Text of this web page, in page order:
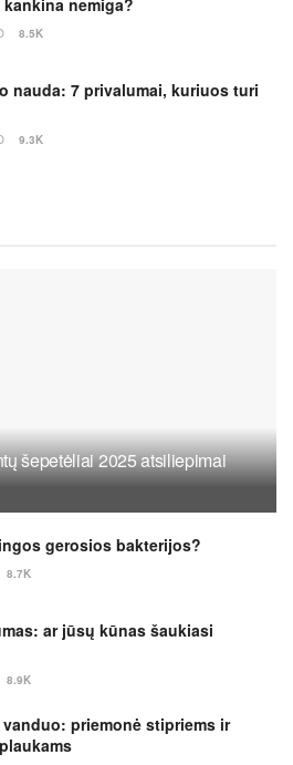
8.5K
nauda: 7 privalumai, kuriuos turi
9.3K
šepetėliai 2025 atsiliepimai
gerosios bakterijos?
8.7K
ar jūsų kūnas šaukiasi
8.9K
vanduo: priemonė stipriems ir